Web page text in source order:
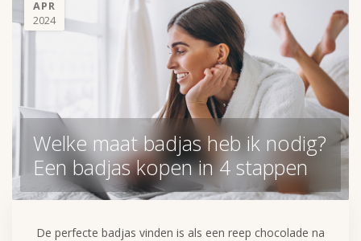
APR
2024
Welke maat badjas heb ik nodig?
Een badjas kopen in 4 stappen
De perfecte badjas vinden is als een reep chocolade na